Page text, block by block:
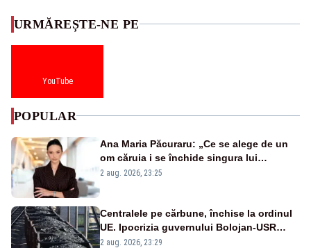
URMĂREȘTE-NE PE
YouTube
POPULAR
Ana Maria Păcuraru: „Ce se alege de un
om căruia i se închide singura lui
portiță?”
2 aug. 2026, 23:25
Centralele pe cărbune, închise la ordinul
UE. Ipocrizia guvernului Bolojan-USR
după starea de alertă
2 aug. 2026, 23:29